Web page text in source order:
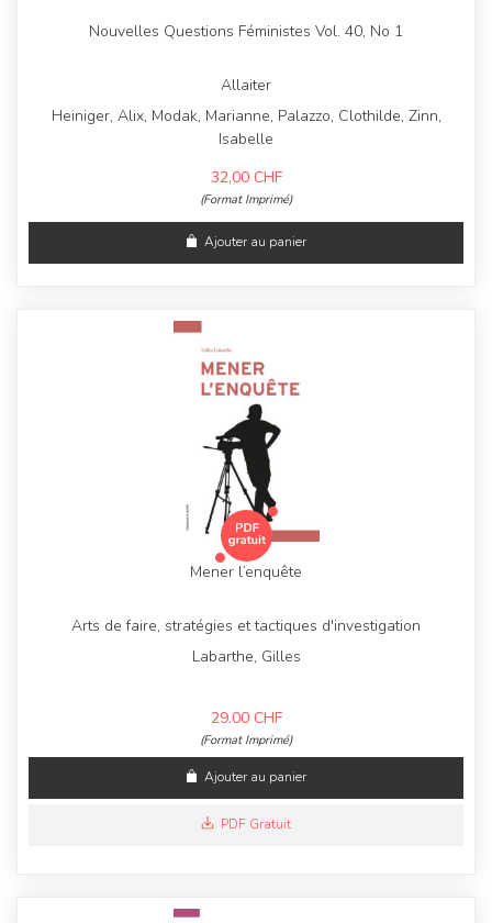
Nouvelles Questions Féministes Vol. 40, No 1
Allaiter
Heiniger, Alix, Modak, Marianne, Palazzo, Clothilde, Zinn,
Isabelle
32,00 CHF
(Format Imprimé)
Ajouter au panier
Mener l’enquête
Arts de faire, stratégies et tactiques d'investigation
Labarthe, Gilles
29.00 CHF
(Format Imprimé)
Ajouter au panier
PDF Gratuit